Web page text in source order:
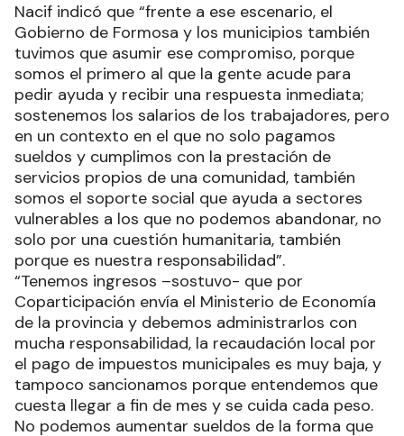
Nacif indicó que “frente a ese escenario, el
Gobierno de Formosa y los municipios también
tuvimos que asumir ese compromiso, porque
somos el primero al que la gente acude para
pedir ayuda y recibir una respuesta inmediata;
sostenemos los salarios de los trabajadores, pero
en un contexto en el que no solo pagamos
sueldos y cumplimos con la prestación de
servicios propios de una comunidad, también
somos el soporte social que ayuda a sectores
vulnerables a los que no podemos abandonar, no
solo por una cuestión humanitaria, también
porque es nuestra responsabilidad”.
“Tenemos ingresos –sostuvo- que por
Coparticipación envía el Ministerio de Economía
de la provincia y debemos administrarlos con
mucha responsabilidad, la recaudación local por
el pago de impuestos municipales es muy baja, y
tampoco sancionamos porque entendemos que
cuesta llegar a fin de mes y se cuida cada peso.
No podemos aumentar sueldos de la forma que